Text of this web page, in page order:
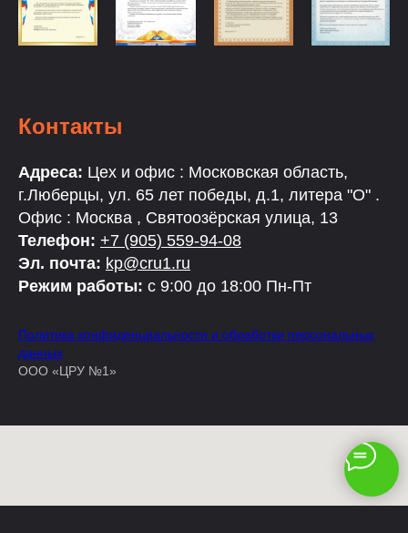
Контакты
Адреса: Цех и офис : Московская область,
г.Люберцы, ул. 65 лет победы, д.1, литера "О" .
Офис : Москва , Святоозёрская улица, 13
Телефон: +7 (905) 559-94-08
Эл. почта: kp@cru1.ru
Режим работы: с 9:00 до 18:00 Пн-Пт
Политика конфиденциальности и обработки персональных
данных
ООО «ЦРУ №1»